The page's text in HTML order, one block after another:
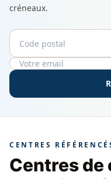
créneaux.
Code postal
Email
CENTRES
Centres